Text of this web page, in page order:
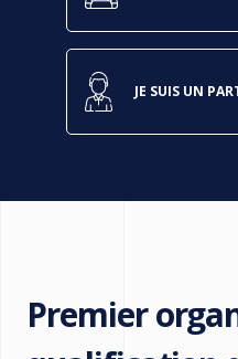
JE SUIS UN
Premier